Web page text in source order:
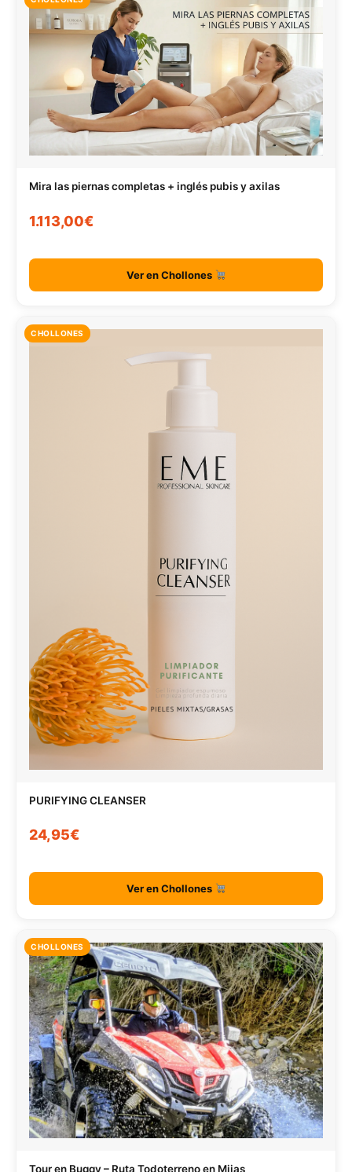
Mira las piernas completas + inglés pubis y axilas
1.113,00€
Ver en Chollones
CHOLLONES
PURIFYING CLEANSER
24,95€
Ver en Chollones
CHOLLONES
Tour en Buggy – Ruta Todoterreno en Mijas